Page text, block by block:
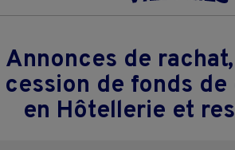
Annonces de
cession de fonds
en Hôtellerie et